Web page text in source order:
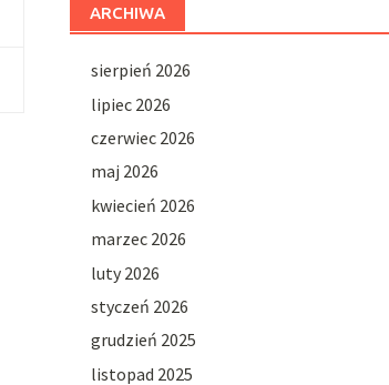
ARCHIWA
sierpień 2026
lipiec 2026
czerwiec 2026
maj 2026
kwiecień 2026
marzec 2026
luty 2026
styczeń 2026
grudzień 2025
listopad 2025